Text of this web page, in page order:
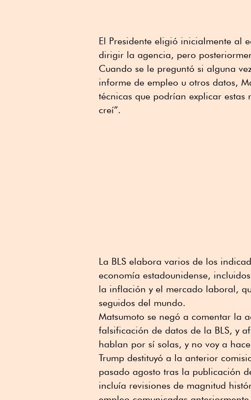
El Presidente eligió inicialmente al
dirigir la agencia, pero
Cuando se le preguntó si alguna
informe de empleo u otros datos,
técnicas que podrían explicar
creí”.
La BLS elabora varios de los
economía estadounidense,
la inflación y el mercado laboral,
seguidos del mundo.
Matsumoto se negó a comentar la
falsificación de datos de la BLS, y
hablan por sí solas, y no voy a
Trump destituyó a la anterior
pasado agosto tras la publicación
incluía revisiones de magnitud